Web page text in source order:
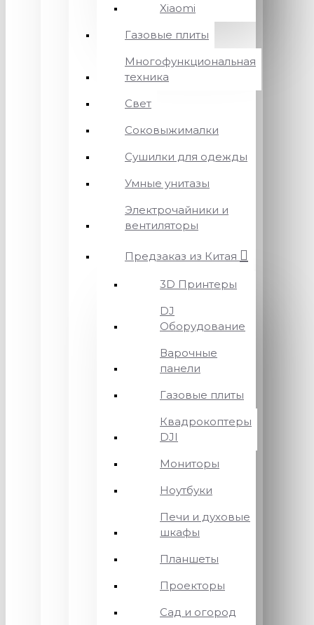
Xiaomi
Газовые плиты
Многофункциональная
техника
Свет
Соковыжималки
Сушилки для одежды
Умные унитазы
Электрочайники и
вентиляторы
Предзаказ из Китая
3D Принтеры
DJ
Оборудование
Варочные
панели
Газовые плиты
Квадрокоптеры
DJI
Мониторы
Ноутбуки
Печи и духовые
шкафы
Планшеты
Проекторы
Сад и огород